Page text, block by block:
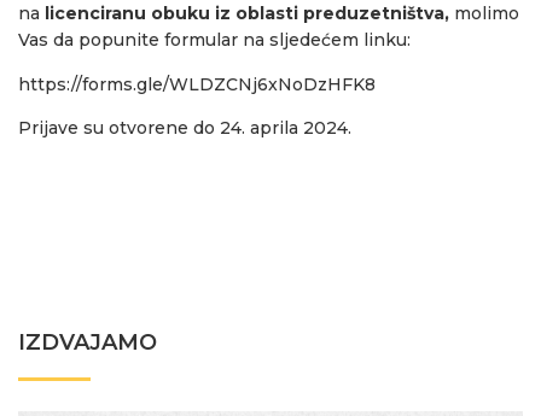
na licenciranu obuku iz oblasti preduzetništva, molimo
Vas da popunite formular na sljedećem linku:
https://forms.gle/WLDZCNj6xNoDzHFK8
Prijave su otvorene do 24. aprila 2024.
IZDVAJAMO